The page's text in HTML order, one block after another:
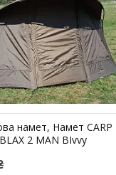
намет, Намет CARP
2 MAN BIvvy